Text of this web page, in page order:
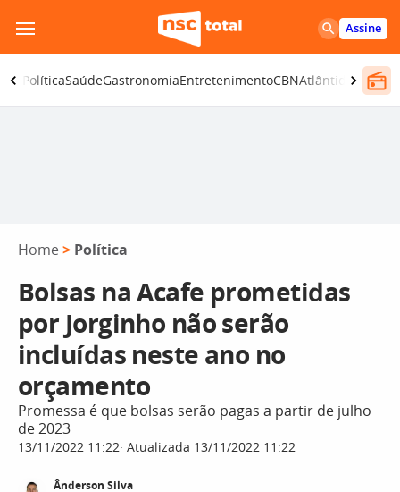
para
o
conteúdo
Assine
PolíticaSaúdeGastronomiaEntretenimentoCBNAtlântida SC
Home > Política
Bolsas na Acafe prometidas
por Jorginho não serão
incluídas neste ano no
orçamento
Promessa é que bolsas serão pagas a partir de julho
de 2023
13/11/2022 11:22 Atualizada 13/11/2022 11:22
Ânderson Silva